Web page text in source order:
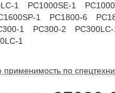
1 PC1000SE-1
1 PC1800-6
1 PC300-2 PC300LC-
1
по